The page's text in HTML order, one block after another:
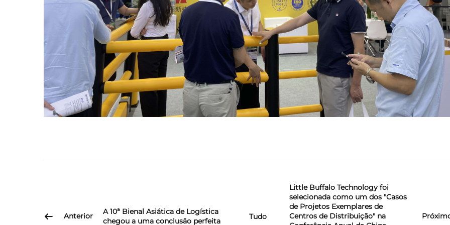
Anterior
A 10ª Bienal Asiática de Logística
chegou a uma conclusão perfeita
Tudo
Little Buffalo Technology foi
selecionada como um dos "Casos
de Projetos Exemplares de
Centros de Distribuição" na